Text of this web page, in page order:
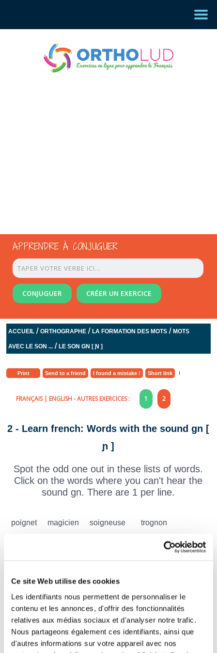
Ce site Web utilise des cookies
Les identifiants nous permettent de personnaliser le
contenu et les annonces, d'offrir des fonctionnalités
relatives aux médias sociaux et d'analyser notre trafic.
Nous partageons également ces identifiants, ainsi que
d'autres informations sur votre appareil avec nos
APPRENDRE À CONJUGUER
CONJUGUER CRÉER UN EXERCICE
ACCUEIL /ORTHOGRAPHE /LA FORMATION DES MOTS /MOTS
AVEC LE SON ... /LE SON GN [ Ɲ ]
Print Send to a friend I found a mistake ! Short link
FRANÇAIS| ENGLISH- AUTRES EXERCICES : 1 2
2 - Learn french: Words with the sound gn [
ɲ ]
Spot the odd one out in these lists of words.
Click on the words where you can't hear the
sound gn. There are 1 per line.
poignet magicien soigneuse trognon
soigner baignoire guide clignoter lorgnette